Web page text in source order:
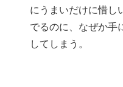
にうまいだけに惜し
でるのに、なぜか手
してしまう。